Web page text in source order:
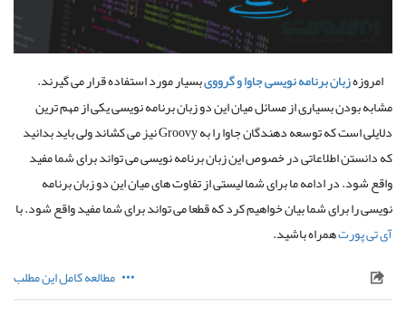
امروزهزبانبرنامهنویسیجاواوگروویبسیار مورد استفاده قرار می گیرند.
مشابه بودن بسیاری از مسائل میان این دو زبان برنامه نویسی یکی از مهم ترین
دلایلی است که توسعه دهندگان جاوا را به
نیز می کشاند ولی باید بدانید
که دانستن اطلاعاتی در خصوص این زبان برنامه نویسی می تواند برای شما مفید
واقع شود.در ادامه ما برای شما لیستی از تفاوت های میان این دو زبان برنامه
نویسی را برای شما بیان خواهیم کرد که قطعا می تواند برای شما مفید واقع شود. با
آی تی پورتهمراه باشید.
مطالعه کامل این مطلب